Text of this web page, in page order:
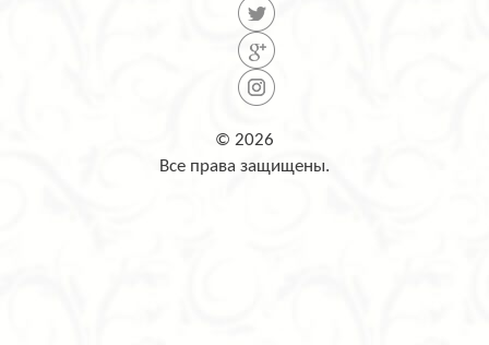
© 2026
Все права защищены.